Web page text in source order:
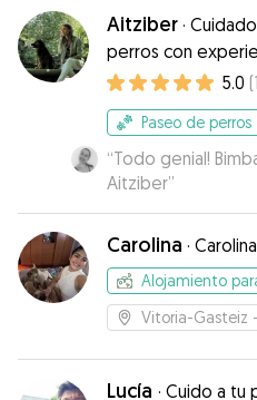
Aitziber ·
perros con
5.0 (1
Paseo de perros
“Todo genial!
Aitziber”
Carolina · Carolina
Alojamiento
Vitoria-Gasteiz
Lucía · Cuido a tu